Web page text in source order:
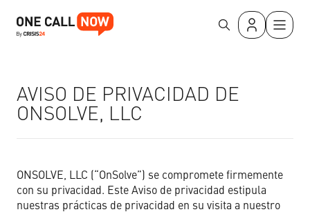
Search
OUR PRODUCT
WHO WE HELP
Who We Help
Whether you're an educator, church leader, or small
business owner, One Call Now can help you keep groups of
Get a Free Trial
RESOURCES
AVISO DE PRIVACIDAD DE
ONSOLVE, LLC
ONSOLVE, LLC (“OnSolve”) se compromete firmemente
con su privacidad. Este Aviso de privacidad estipula
nuestras prácticas de privacidad en su visita a nuestro